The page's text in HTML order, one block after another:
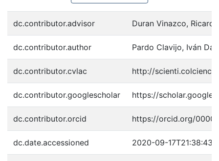
dc.contributor.advisor Duran Vinazco, Ricardo
dc.contributor.author Pardo Clavijo, Iván
dc.contributor.cvlac http://
dc.contributor.googlescholar https://
dc.contributor.orcid https://orcid.org/
dc.date.accessioned 2020-09-17T21:38:43Z